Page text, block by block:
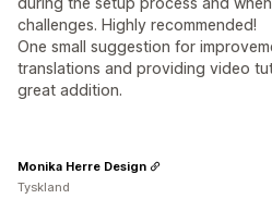
challenges. Highly recommended!
One small suggestion for
translations and providing video
great addition.
Monika Herre Design
Tyskland